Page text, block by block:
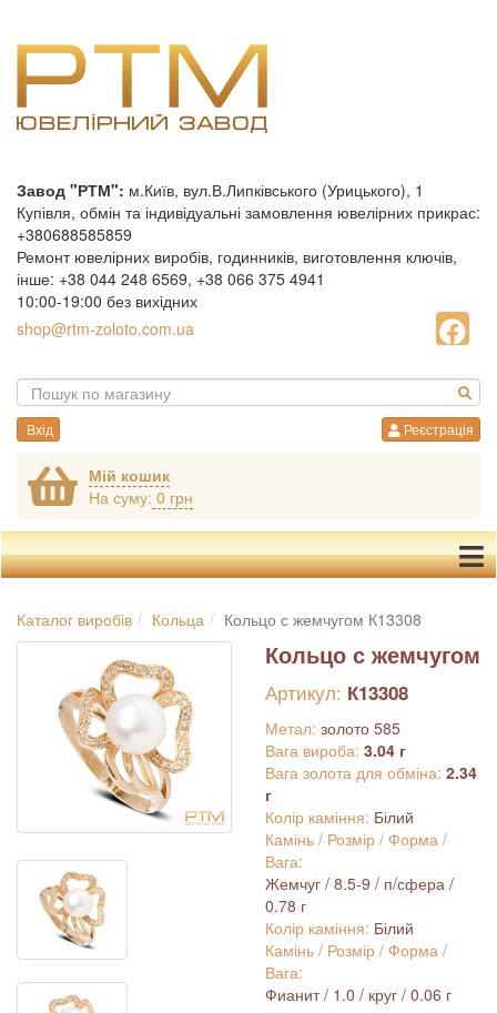
Завод "РТМ": м.Київ, вул.В.Липківського (Урицького), 1
Купівля, обмін та індивідуальні замовлення ювелірних прикрас:
+380688585859
Ремонт ювелірних виробів, годинників, виготовлення ключів,
інше: +38 044 248 6569, +38 066 375 4941
10:00-19:00 без вихідних
shop@rtm-zoloto.com.ua
Вхід Реєстрація
Мій кошик
На суму: 0 грн
Каталог виробів Кольца Кольцо с жемчугом К13308
Кольцо с жемчугом
Артикул: К13308
Метал: золото 585
Вага вироба: 3.04 г
Вага золота для обміна: 2.34
г
Колір каміння: Білий
Камінь / Розмір / Форма /
Вага:
Жемчуг / 8.5-9 / п/сфера /
0.78 г
Колір каміння: Білий
Камінь / Розмір / Форма /
Вага:
Фианит / 1.0 / круг / 0.06 г